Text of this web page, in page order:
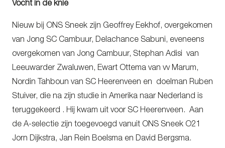
Vocht in de knie
Nieuw bij ONS Sneek zijn Geoffrey Eekhof, overgekomen
van Jong SC Cambuur, Delachance Sabuni, eveneens
overgekomen van Jong Cambuur, Stephan Adisi van
Leeuwarder Zwaluwen, Ewart Ottema van vv Marum,
Nordin Tahboun van SC Heerenveen en doelman Ruben
Stuiver, die na zijn studie in Amerika naar Nederland is
teruggekeerd . Hij kwam uit voor SC Heerenveen. Aan
de A-selectie zijn toegevoegd vanuit ONS Sneek O21
Jorn Dijkstra, Jan Rein Boelsma en David Bergsma.